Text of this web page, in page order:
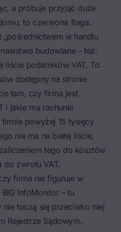
a próbuje przyjąć duże
to czerwona flaga.
w handlu
budowlane – też.
liście podatników VAT. To
dostępny na stronie
tam, czy firma jest
i jakie ma rachunki
powyżej 15 tysięcy
nie ma na białej liście,
tego do kosztów
do zwrotu VAT.
firma nie figuruje w
InfoMonitor – tu
nie toczą się przeciwko niej
Rejestrze Sądowym.